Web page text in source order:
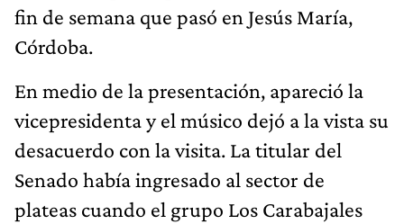
fin de semana que pasó en Jesús María,
Córdoba.
En medio de la presentación, apareció la
vicepresidenta y el músico dejó a la vista su
desacuerdo con la visita. La titular del
Senado había ingresado al sector de
plateas cuando el grupo Los Carabajales